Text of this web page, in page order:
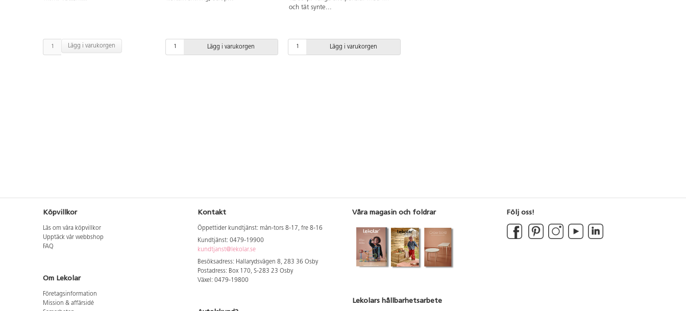
Lägg i varukorgen Lägg i varukorgen
och tät synte...
Lägg i varukorgen
Köpvillkor
Läs om våra köpvillkor
Upptäck vår webbshop
FAQ
Om Lekolar
Företagsinformation
Mission & affärsidé
Kontakt
Öppettider kundtjänst: mån-tors 8-17, fre 8-16
Kundtjänst: 0479-19900
kundtjanst@lekolar.se
Besöksadress: Hallarydsvägen 8, 283 36 Osby
Postadress: Box 170, S-283 23 Osby
Växel: 0479-19800
Våra magasin och foldrar
Lekolars hållbarhetsarbete
Följ oss!